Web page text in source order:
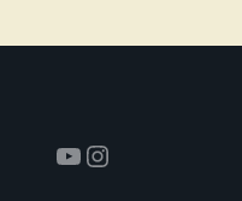
YouTube
Instagram